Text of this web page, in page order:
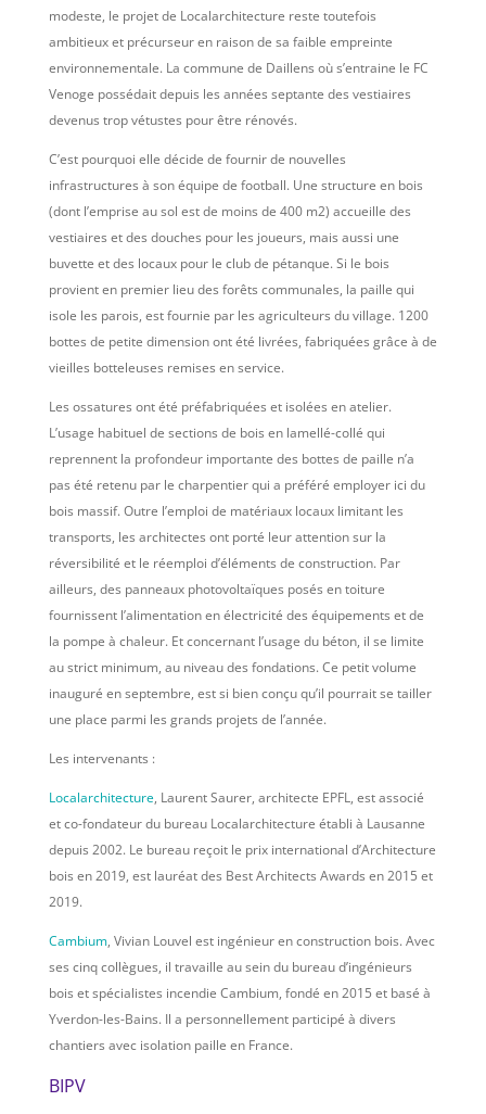
modeste, le projet de Localarchitecture reste toutefois
ambitieux et précurseur en raison de sa faible empreinte
environnementale. La commune de Daillens où s’entraine le FC
Venoge possédait depuis les années septante des vestiaires
devenus trop vétustes pour être rénovés.
C’est pourquoi elle décide de fournir de nouvelles
infrastructures à son équipe de football. Une structure en bois
(dont l’emprise au sol est de moins de 400 m2) accueille des
vestiaires et des douches pour les joueurs, mais aussi une
buvette et des locaux pour le club de pétanque. Si le bois
provient en premier lieu des forêts communales, la paille qui
isole les parois, est fournie par les agriculteurs du village. 1200
bottes de petite dimension ont été livrées, fabriquées grâce à de
vieilles botteleuses remises en service.
Les ossatures ont été préfabriquées et isolées en atelier.
L’usage habituel de sections de bois en lamellé-collé qui
reprennent la profondeur importante des bottes de paille n’a
pas été retenu par le charpentier qui a préféré employer ici du
bois massif. Outre l’emploi de matériaux locaux limitant les
transports, les architectes ont porté leur attention sur la
réversibilité et le réemploi d’éléments de construction. Par
ailleurs, des panneaux photovoltaïques posés en toiture
fournissent l’alimentation en électricité des équipements et de
la pompe à chaleur. Et concernant l’usage du béton, il se limite
au strict minimum, au niveau des fondations. Ce petit volume
inauguré en septembre, est si bien conçu qu’il pourrait se tailler
une place parmi les grands projets de l’année.
Les intervenants :
Localarchitecture, Laurent Saurer, architecte EPFL, est associé
et co-fondateur du bureau Localarchitecture établi à Lausanne
depuis 2002. Le bureau reçoit le prix international d’Architecture
bois en 2019, est lauréat des Best Architects Awards en 2015 et
2019.
Cambium, Vivian Louvel est ingénieur en construction bois. Avec
ses cinq collègues, il travaille au sein du bureau d’ingénieurs
bois et spécialistes incendie Cambium, fondé en 2015 et basé à
Yverdon-les-Bains. Il a personnellement participé à divers
chantiers avec isolation paille en France.
BIPV